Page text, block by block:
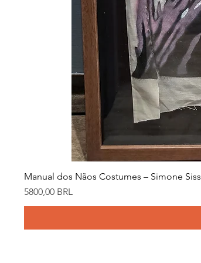
Manual dos Nãos Costumes – Simone Siss
Precio
5800,00 BRL